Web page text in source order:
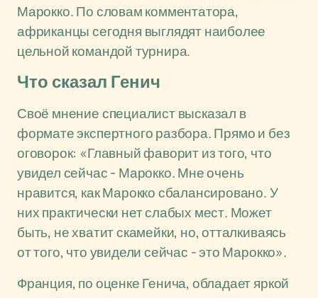
Марокко. По словам комментатора,
африканцы сегодня выглядят наиболее
цельной командой турнира.
Что сказал Генич
Своё мнение специалист высказал в
формате экспертного разбора. Прямо и без
оговорок: «Главный фаворит из того, что
увидел сейчас - Марокко. Мне очень
нравится, как Марокко сбалансировано. У
них практически нет слабых мест. Может
быть, не хватит скамейки, но, отталкиваясь
от того, что увидели сейчас - это Марокко».
Франция, по оценке Генича, обладает яркой